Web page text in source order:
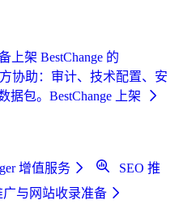
上架 BestChange 的
协助：审计、技术配置、安
据包。 BestChange 上架
增值服务
SEO 推
广与网站收录准备